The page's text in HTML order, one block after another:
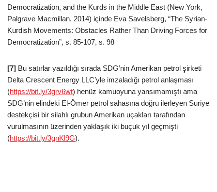
Democratization, and the Kurds in the Middle East (New York,
Palgrave Macmillan, 2014) içinde Eva Savelsberg, “The Syrian-
Kurdish Movements: Obstacles Rather Than Driving Forces for
Democratization”, s. 85-107, s. 98
[7] Bu satırlar yazıldığı sırada SDG’nin Amerikan petrol şirketi
Delta Crescent Energy LLC’yle imzaladığı petrol anlaşması
(https://bit.ly/3grv6wt) henüz kamuoyuna yansımamıştı ama
SDG’nin elindeki El-Ömer petrol sahasına doğru ilerleyen Suriye
destekçisi bir silahlı grubun Amerikan uçakları tarafından
vurulmasının üzerinden yaklaşık iki buçuk yıl geçmişti
(https://bit.ly/3gnKl9G).